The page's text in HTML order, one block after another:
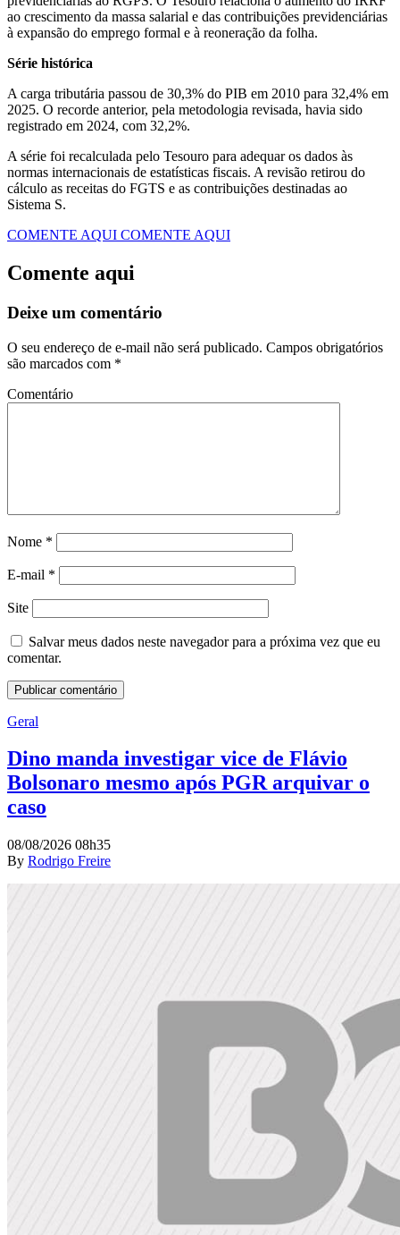
ao crescimento da massa salarial e das contribuições previdenciárias
à expansão do emprego formal e à reoneração da folha.
Série histórica
A carga tributária passou de 30,3% do PIB em 2010 para 32,4% em
2025. O recorde anterior, pela metodologia revisada, havia sido
registrado em 2024, com 32,2%.
A série foi recalculada pelo Tesouro para adequar os dados às
normas internacionais de estatísticas fiscais. A revisão retirou do
cálculo as receitas do FGTS e as contribuições destinadas ao
Sistema S.
COMENTE AQUI COMENTE AQUI
Comente aqui
Deixe um comentário
O seu endereço de e-mail não será publicado. Campos obrigatórios
são marcados com *
Comentário
Nome *
E-mail *
Site
Salvar meus dados neste navegador para a próxima vez que eu
comentar.
Geral
Dino manda investigar vice de Flávio
Bolsonaro mesmo após PGR arquivar o
caso
08/08/2026 08h35
By Rodrigo Freire